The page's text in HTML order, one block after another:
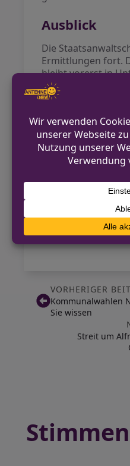
Ausblick
Die
Ermittlungen fort.
bleibt vorerst in
die betroffenen
wurde
zusätzliche
Kindergärten
Quellen
Polizei NRW
Radio Vest
VORHERIGER
Kommunalwahlen
Sie wissen
Streit um